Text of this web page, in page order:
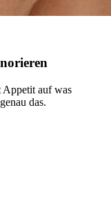
Appetit auf was
das.